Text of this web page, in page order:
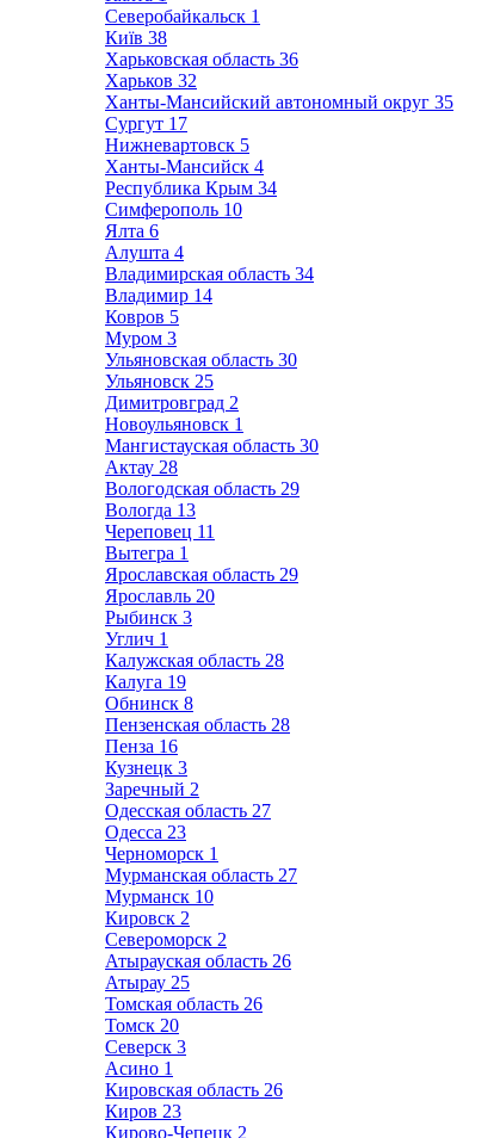
Северобайкальск 1
Київ 38
Харьковская область 36
Харьков 32
Ханты-Мансийский автономный округ 35
Сургут 17
Нижневартовск 5
Ханты-Мансийск 4
Республика Крым 34
Симферополь 10
Ялта 6
Алушта 4
Владимирская область 34
Владимир 14
Ковров 5
Муром 3
Ульяновская область 30
Ульяновск 25
Димитровград 2
Новоульяновск 1
Мангистауская область 30
Актау 28
Вологодская область 29
Вологда 13
Череповец 11
Вытегра 1
Ярославская область 29
Ярославль 20
Рыбинск 3
Углич 1
Калужская область 28
Калуга 19
Обнинск 8
Пензенская область 28
Пенза 16
Кузнецк 3
Заречный 2
Одесская область 27
Одесса 23
Черноморск 1
Мурманская область 27
Мурманск 10
Кировск 2
Североморск 2
Атырауская область 26
Атырау 25
Томская область 26
Томск 20
Северск 3
Асино 1
Кировская область 26
Киров 23
Кирово-Чепецк 2